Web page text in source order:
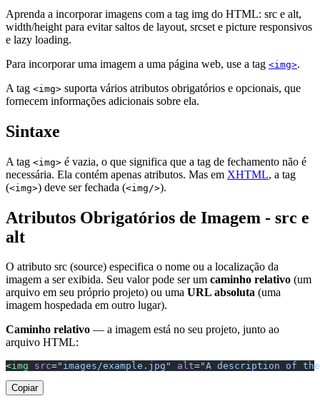
Aprenda a incorporar imagens com a tag img do HTML: src e alt,
width/height para evitar saltos de layout, srcset e picture responsivos
e lazy loading.
Para incorporar uma imagem a uma página web, use a tag <img>.
A tag <img> suporta vários atributos obrigatórios e opcionais, que
fornecem informações adicionais sobre ela.
Sintaxe
A tag <img> é vazia, o que significa que a tag de fechamento não é
necessária. Ela contém apenas atributos. Mas em XHTML, a tag
(<img>) deve ser fechada (<img/>).
Atributos Obrigatórios de Imagem - src e
alt
O atributo src (source) especifica o nome ou a localização da
imagem a ser exibida. Seu valor pode ser um caminho relativo (um
arquivo em seu próprio projeto) ou uma URL absoluta (uma
imagem hospedada em outro lugar).
Caminho relativo — a imagem está no seu projeto, junto ao
arquivo HTML:
<img src="images/example.jpg" alt="A description of the
Copiar